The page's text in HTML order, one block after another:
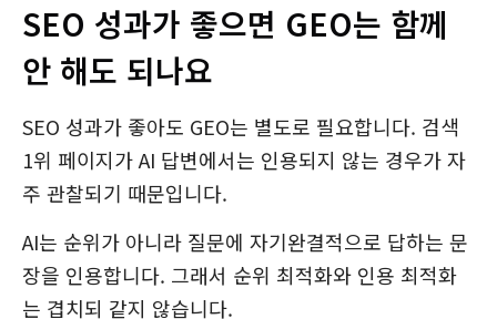
SEO 성과가 좋으면 GEO는 함께
안 해도 되나요
SEO 성과가 좋아도 GEO는 별도로 필요합니다. 검색
1위 페이지가 AI 답변에서는 인용되지 않는 경우가 자
주 관찰되기 때문입니다.
AI는 순위가 아니라 질문에 자기완결적으로 답하는 문
장을 인용합니다. 그래서 순위 최적화와 인용 최적화
는 겹치되 같지 않습니다.